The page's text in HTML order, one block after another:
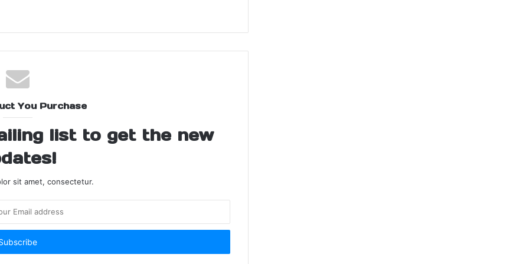
You Purchase
list to get the new
sit amet, consectetur.